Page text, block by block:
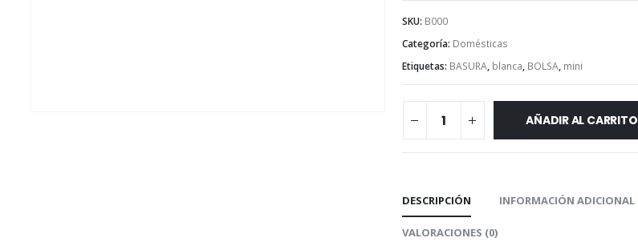
SKU: B000
Categoría: Domésticas
Etiquetas: BASURA, blanca, BOLSA, mini
AÑADIR AL CARRITO
DESCRIPCIÓN INFORMACIÓN ADICIONAL
VALORACIONES (0)